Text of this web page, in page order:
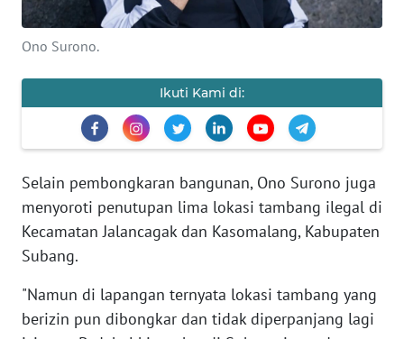
Ono Surono.
Ikuti Kami di:
Selain pembongkaran bangunan, Ono Surono juga
menyoroti penutupan lima lokasi tambang ilegal di
Kecamatan Jalancagak dan Kasomalang, Kabupaten
Subang.
"Namun di lapangan ternyata lokasi tambang yang
berizin pun dibongkar dan tidak diperpanjang lagi
Informasi
INFO
IKLAN
KAMI